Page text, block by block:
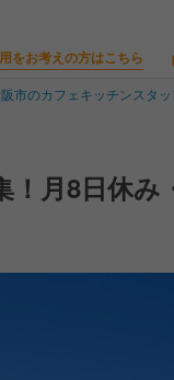
をお考えの方はこちら
市のカフェキッチンスタ
！月8日休み